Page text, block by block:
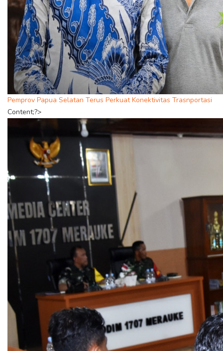
Pemprov Papua Selatan Terus Perkuat Konektivitas Trasnportasi
Content;?>